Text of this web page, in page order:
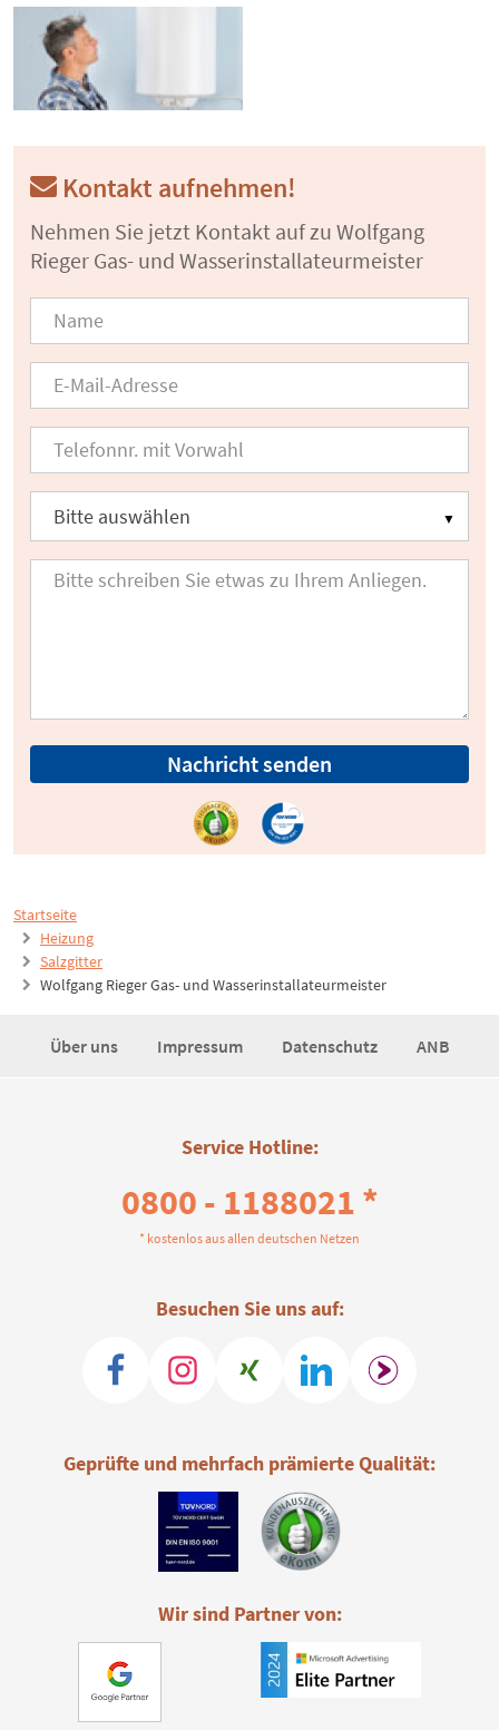
Startseite
Heizung
Salzgitter
Wolfgang Rieger Gas- und Wasserinstallateurmeister
Kontakt aufnehmen!
Nehmen Sie jetzt Kontakt auf zu Wolfgang
Rieger Gas- und Wasserinstallateurmeister
Nachricht senden
Über uns Impressum Datenschutz ANB
Service Hotline:
0800 - 1188021 *
* kostenlos aus allen deutschen Netzen
Besuchen Sie uns auf:
Geprüfte und mehrfach prämierte Qualität:
Wir sind Partner von: